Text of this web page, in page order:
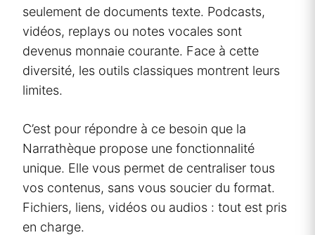
seulement de documents texte. Podcasts,
vidéos, replays ou notes vocales sont
devenus monnaie courante. Face à cette
diversité, les outils classiques montrent leurs
limites.
C’est pour répondre à ce besoin que la
Narrathèque propose une fonctionnalité
unique. Elle vous permet de centraliser tous
vos contenus, sans vous soucier du format.
Fichiers, liens, vidéos ou audios : tout est pris
en charge.